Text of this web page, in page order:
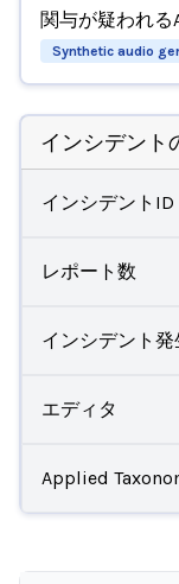
関与が疑われる
Synthetic audio
インシデント
インシデントID
レポート数
インシデント発
エディタ
Applied